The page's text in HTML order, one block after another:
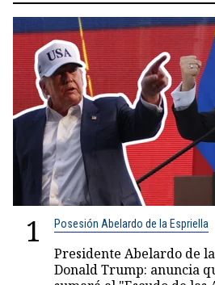
1 Posesión Abelardo de la Espriella
Presidente Abelardo de
Donald Trump: anuncia